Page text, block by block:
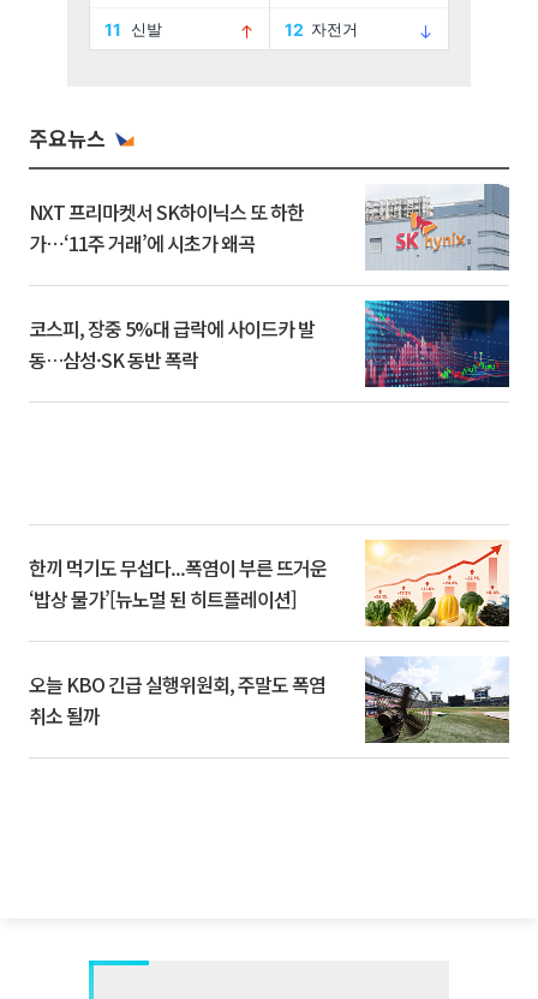
주요뉴스
NXT 프리마켓서 SK하이닉스 또 하한
가⋯‘11주 거래’에 시초가 왜곡
코스피, 장중 5%대 급락에 사이드카 발
동…삼성·SK 동반 폭락
한끼 먹기도 무섭다...폭염이 부른 뜨거운
‘밥상 물가’[뉴노멀 된 히트플레이션]
오늘 KBO 긴급 실행위원회, 주말도 폭염
취소 될까